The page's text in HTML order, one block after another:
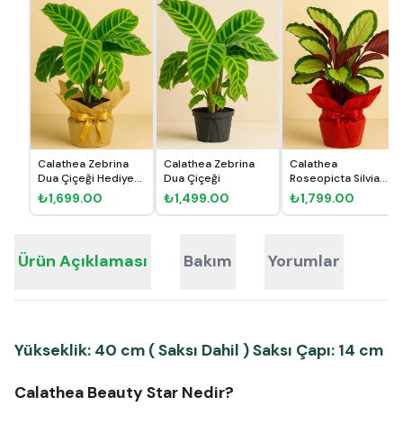
Calathea Zebrina
Dua Çiçeği Hediye
Paket...
₺1,699.00
Calathea Zebrina
Dua Çiçeği
₺1,499.00
Calathea
Roseopicta Silvia
Dua Çiçeği He...
₺1,799.00
Ürün Açıklaması Bakım Yorumlar
Yükseklik: 40 cm ( Saksı Dahil ) Saksı Çapı: 14 cm
Calathea Beauty Star Nedir?